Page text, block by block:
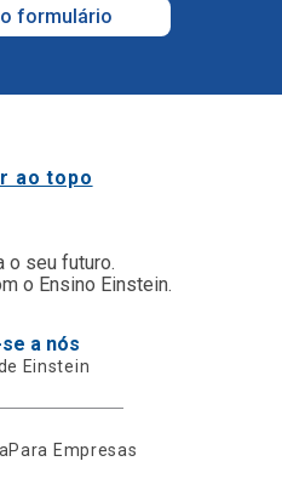
formulário
ao topo
o seu futuro.
o Ensino Einstein.
a nós
Einstein
Para Empresas